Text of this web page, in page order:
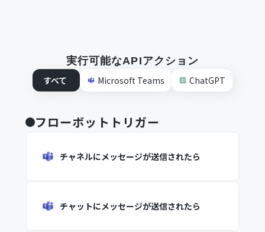
実行可能なAPIアクション
すべて
Microsoft Teams ChatGPT
フローボットトリガー
チャネルにメッセージが送信されたら
チャットにメッセージが送信されたら